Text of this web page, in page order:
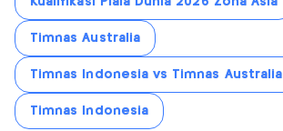
Timnas Australia
Timnas Indonesia vs Timnas Australia
Timnas Indonesia